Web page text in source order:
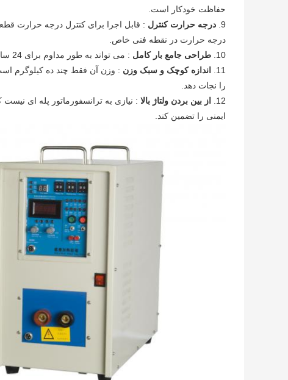
حفاظت خودکار است.
9. درجه حرارت کنترل : قابل اجرا برای کنترل درجه حرارت
درجه حرارت در نقطه فنی خاص.
10. طراحی جامع بار کامل : می تواند به طور مداوم برای 24 ساعت کار می کند.
11.
اندازه کوچک و سبک وزن : وزن آن فقط چند ده کیلوگرم
را نجات دهد.
12.
از بین بردن ولتاژ بالا : نیازی به ترانسفورماتور پله ای نیست
ایمنی را تضمین کند.